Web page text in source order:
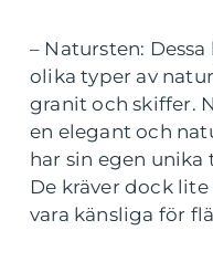
– Natursten:
olika typer av
granit och skiffer.
en elegant och
har sin egen
De kräver dock
vara känsliga för